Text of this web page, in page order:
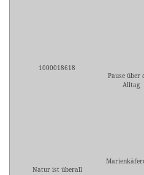
1000018618
Pause über
Alltag
Natur ist überall